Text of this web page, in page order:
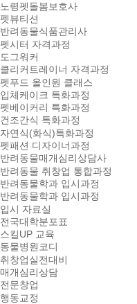
노령펫돌봄보호사
펫뷰티션
반려동물식품관리사
펫시터 자격과정
도그워커
클리커트레이너 자격과정
펫푸드 올인원 클래스
입체케이크 특화과정
펫베이커리 특화과정
건조간식 특화과정
자연식(화식)특화과정
펫패션 디자이너과정
반려동물매개심리상담사
반려동물 취창업 통합과정
반려동물학과 입시과정
반려동물학과 입시과정
입시 자료실
전국대학분포표
스킬UP 교육
동물병원코디
취창업실전대비
매개심리상담
전문창업
행동교정